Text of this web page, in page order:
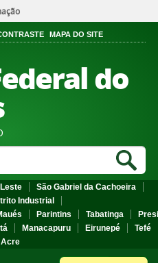
MAPA DO SITE
do
São Gabriel da Cachoeira
Industrial
Parintins Tabatinga
Manacapuru Eirunepé
Tefé